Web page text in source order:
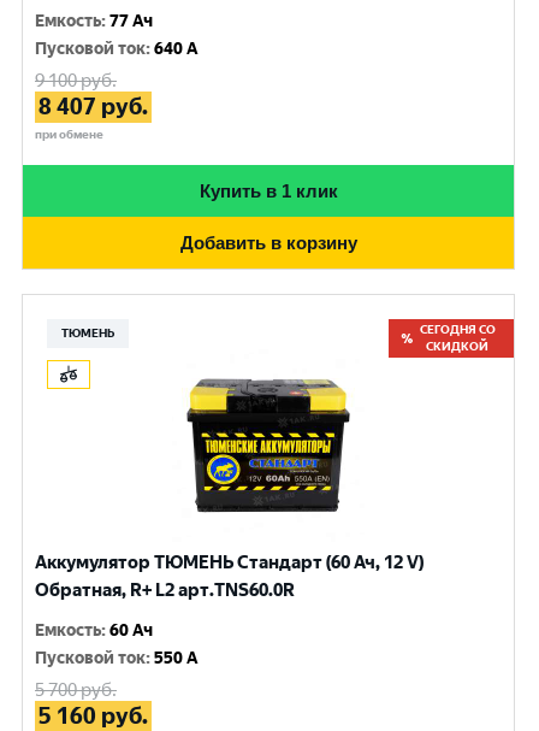
Емкость:77 Ач
Пусковой ток:640 A
9 100руб.
8 407 руб.
при обмене
Купить в 1 клик
Добавить в корзину
ТЮМЕНЬ
СЕГОДНЯ СО
СКИДКОЙ
Аккумулятор ТЮМЕНЬ Стандарт (60 Ач, 12 V)
Обратная, R+ L2 арт.TNS60.0R
Емкость:60 Ач
Пусковой ток:550 A
5 700руб.
5 160 руб.